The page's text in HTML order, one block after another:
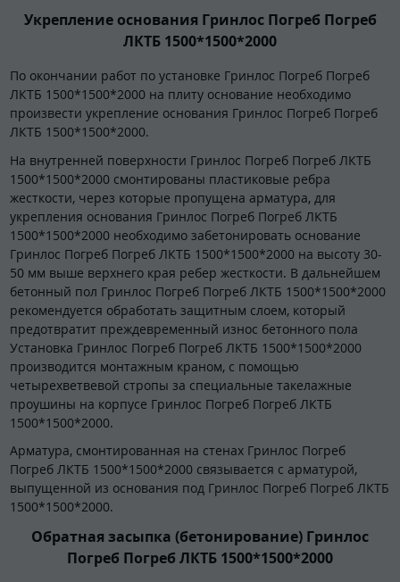
Укрепление основания Гринлос Погреб Погреб
ЛКТБ 1500*1500*2000
По окончании работ по установке Гринлос Погреб Погреб
ЛКТБ 1500*1500*2000 на плиту основание необходимо
произвести укрепление основания Гринлос Погреб Погреб
ЛКТБ 1500*1500*2000.
На внутренней поверхности Гринлос Погреб Погреб ЛКТБ
1500*1500*2000 смонтированы пластиковые ребра
жесткости, через которые пропущена арматура, для
укрепления основания Гринлос Погреб Погреб ЛКТБ
1500*1500*2000 необходимо забетонировать основание
Гринлос Погреб Погреб ЛКТБ 1500*1500*2000 на высоту 30-
50 мм выше верхнего края ребер жесткости. В дальнейшем
бетонный пол Гринлос Погреб Погреб ЛКТБ 1500*1500*2000
рекомендуется обработать защитным слоем, который
предотвратит преждевременный износ бетонного пола
Установка Гринлос Погреб Погреб ЛКТБ 1500*1500*2000
производится монтажным краном, с помощью
четырехветвевой стропы за специальные такелажные
проушины на корпусе Гринлос Погреб Погреб ЛКТБ
1500*1500*2000.
Арматура, смонтированная на стенах Гринлос Погреб
Погреб ЛКТБ 1500*1500*2000 связывается с арматурой,
выпущенной из основания под Гринлос Погреб Погреб ЛКТБ
1500*1500*2000.
Обратная засыпка (бетонирование) Гринлос
Погреб Погреб ЛКТБ 1500*1500*2000